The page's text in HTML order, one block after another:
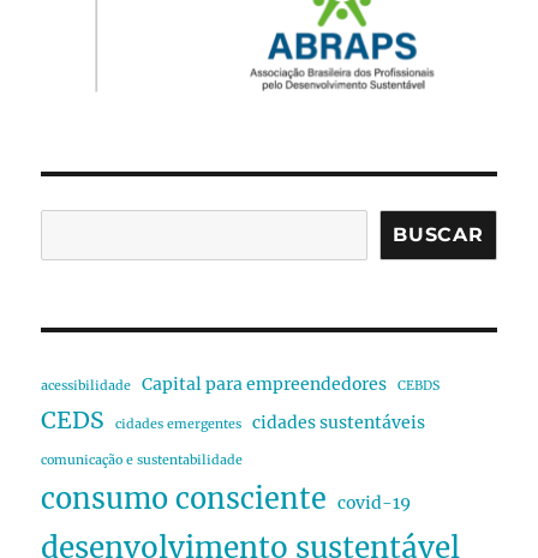
BUSCAR
acessibilidade Capital para empreendedores CEBDS
CEDS cidades emergentes cidades sustentáveis
comunicação e sustentabilidade
consumo consciente covid-19
desenvolvimento sustentável